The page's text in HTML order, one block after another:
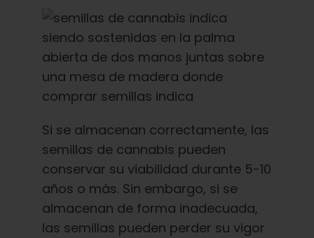
Si se almacenan correctamente, las
semillas de cannabis pueden
conservar su viabilidad durante 5-10
años o más. Sin embargo, si se
almacenan de forma inadecuada,
las semillas pueden perder su vigor